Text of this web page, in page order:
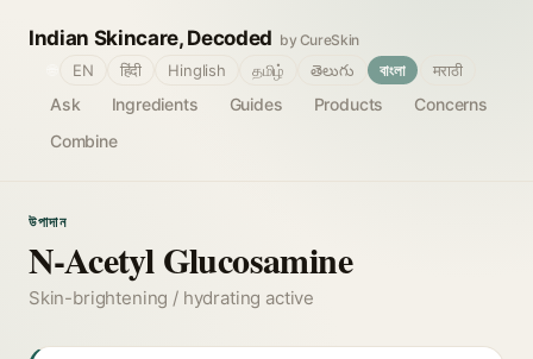
Indian Skincare, Decoded by CureSkin
Ask Ingredients Guides Products
Concerns
Combine
EN हिंदी Hinglish தமிழ் తెలుగు বাংলা मराठी
উপাদান
N-Acetyl Glucosamine
Skin-brightening / hydrating active